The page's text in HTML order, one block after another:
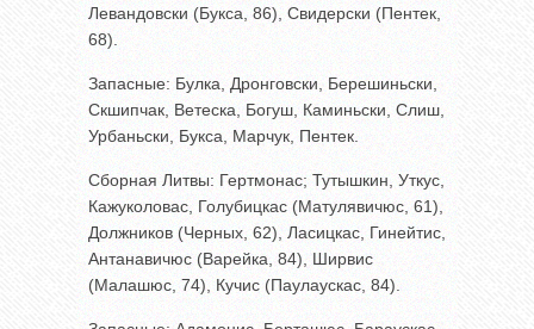
Левандовски (Букса, 86), Свидерски (Пентек,
68).
Запасные: Булка, Дронговски, Берешиньски,
Скшипчак, Ветеска, Богуш, Каминьски, Слиш,
Урбаньски, Букса, Марчук, Пентек.
Сборная Литвы: Гертмонас; Тутышкин, Уткус,
Кажуколовас, Голубицкас (Матулявичюс, 61),
Должников (Черных, 62), Ласицкас, Гинейтис,
Антанавичюс (Варейка, 84), Ширвис
(Малашюс, 74), Кучис (Паулаускас, 84).